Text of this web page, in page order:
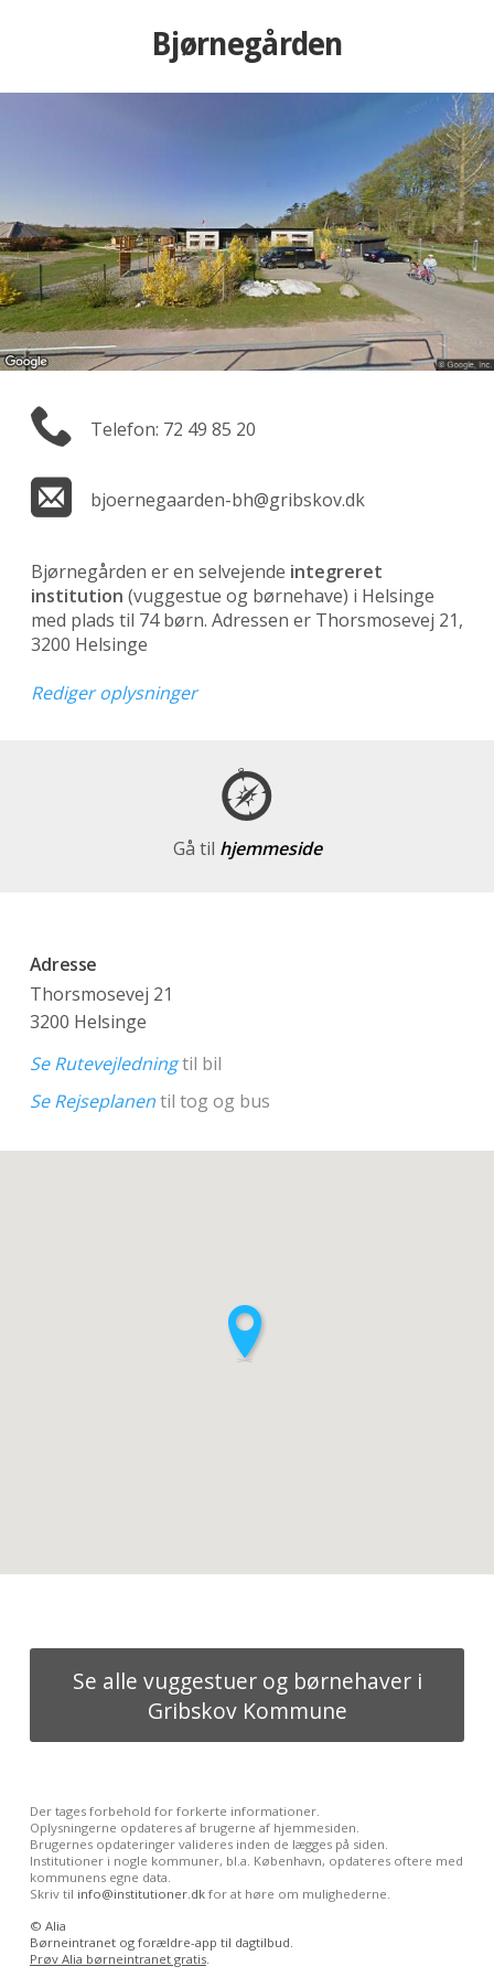
Bjørnegården
Telefon: 72 49 85 20
bjoernegaarden-bh@gribskov.dk
Bjørnegården er en selvejende integreret
institution (vuggestue og børnehave) i Helsinge
med plads til 74 børn. Adressen er Thorsmosevej 21,
3200 Helsinge
Rediger oplysninger
Gå til hjemmeside
Adresse
Thorsmosevej 21
3200 Helsinge
Se Rutevejledningtil bil
Se Rejseplanentil tog og bus
Se alle vuggestuer og børnehaver i
Gribskov Kommune
Der tages forbehold for forkerte informationer.
Oplysningerne opdateres af brugerne af hjemmesiden.
Brugernes opdateringer valideres inden de lægges på siden.
Institutioner i nogle kommuner, bl.a. København, opdateres oftere med
kommunens egne data.
Skriv til info@institutioner.dkfor at høre om mulighederne.
© Alia
Børneintranet og forældre-app til dagtilbud.
Prøv Alia børneintranet gratis.